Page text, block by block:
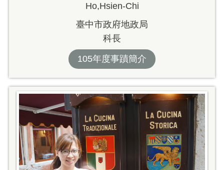
Ho,Hsien-Chi
臺中市政府地政局
科長
105年度事蹟簡介